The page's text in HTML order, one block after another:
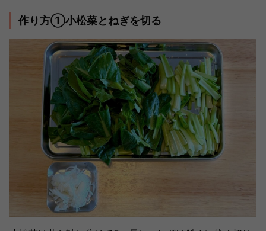
作り方①小松菜とねぎを切る